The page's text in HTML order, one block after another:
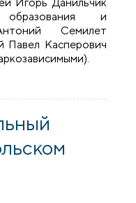
и
Семилет
Павел Касперович
по выполнению указаний
Собора 2013 года